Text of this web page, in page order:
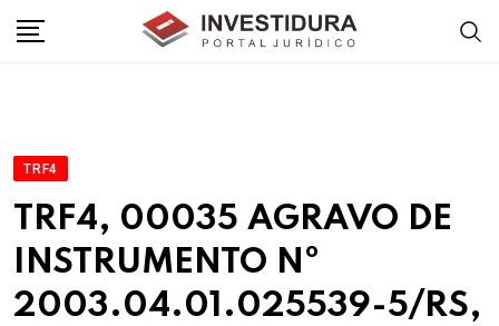
TRF4
TRF4, 00035 AGRAVO DE
INSTRUMENTO Nº
2003.04.01.025539-5/RS,